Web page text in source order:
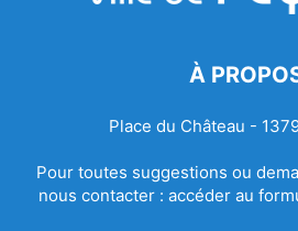
À
Place du Château -
Pour toutes suggestions ou
nous contacter : accéder au